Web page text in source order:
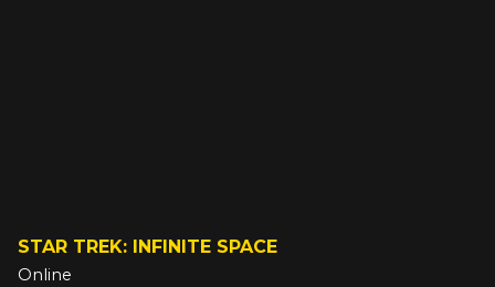
STAR TREK: INFINITE SPACE
Online